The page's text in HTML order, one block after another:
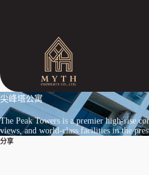
尖峰塔公寓
The Peak Towers is a premier high-rise
views, and world-class facilities in the
分享